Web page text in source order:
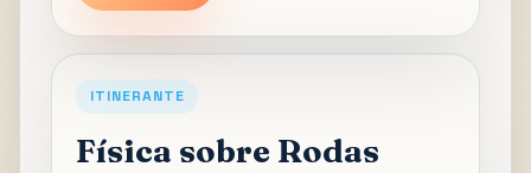
ITINERANTE
Física sobre Rodas